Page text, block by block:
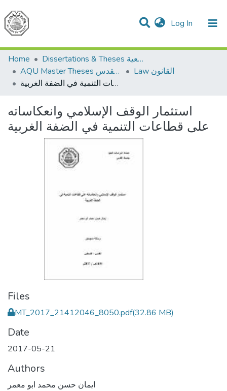
Log In (current)
Communities & Collections
All of DSpace
Home
Dissertations & Theses الرسائل الجامعية
AQU Master Theses الرسائل الجامعية الخاصة بجامعة القدس
Law القانون
استثمار الوقف الإسلامي وانعكاساته على قطاعات التنمية في الضفة الغربية
استثمار الوقف الإسلامي وانعكاساته
على قطاعات التنمية في الضفة الغربية
Files
MT_2017_21412046_8050.pdf(32.86 MB)
Date
2017-05-21
Authors
ايمان حسن محمد ابو معمر